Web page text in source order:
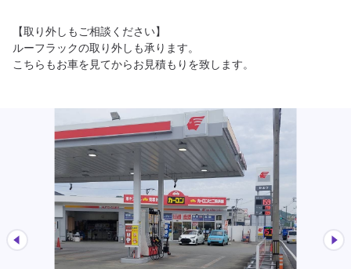
【取り外しもご相談ください】
ルーフラックの取り外しも承ります。
こちらもお車を見てからお見積もりを致します。